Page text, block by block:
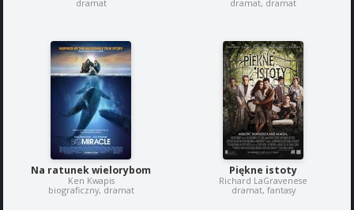
dramat dramat, dramat
Na ratunek wielorybom
Ken Kwapis
biograficzny, dramat
Piękne istoty
Richard LaGravenese
dramat, fantasy